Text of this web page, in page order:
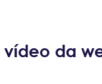
vídeo da